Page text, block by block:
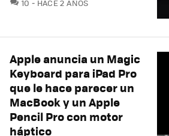
10 HACE 2 AÑOS
Apple anuncia un Magic
Keyboard para iPad Pro
que le hace parecer un
MacBook y un Apple
Pencil Pro con motor
háptico